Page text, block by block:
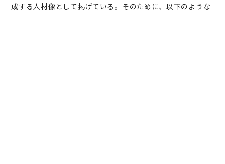
成する人材像として掲げている。そのために、以下のような